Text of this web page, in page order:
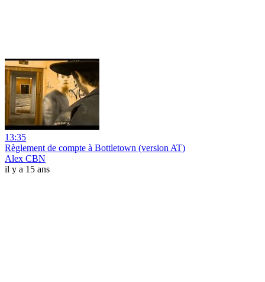
13:35
Règlement de compte à Bottletown (version AT)
Alex CBN
il y a 15 ans